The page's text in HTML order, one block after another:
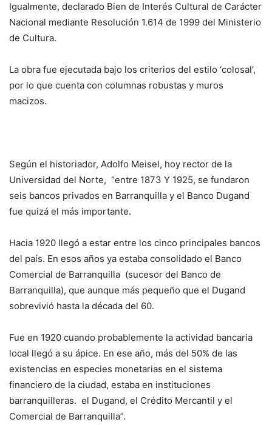
Igualmente, declarado Bien de Interés Cultural de Carácter
Nacional mediante Resolución 1.614 de 1999 del Ministerio
de Cultura.
La obra fue ejecutada bajo los criterios del estilo ‘colosal’,
por lo que cuenta con columnas robustas y muros
macizos.
Según el historiador, Adolfo Meisel, hoy rector de la
Universidad del Norte, “entre 1873 Y 1925, se fundaron
seis bancos privados en Barranquilla y el Banco Dugand
fue quizá el más importante.
Hacia 1920 llegó a estar entre los cinco principales bancos
del país. En esos años ya estaba consolidado el Banco
Comercial de Barranquilla (sucesor del Banco de
Barranquilla), que aunque más pequeño que el Dugand
sobrevivió hasta la década del 60.
Fue en 1920 cuando probablemente la actividad bancaria
local llegó a su ápice. En ese año, más del 50% de las
existencias en especies monetarias en el sistema
financiero de la ciudad, estaba en instituciones
barranquilleras. el Dugand, el Crédito Mercantil y el
Comercial de Barranquilla”.